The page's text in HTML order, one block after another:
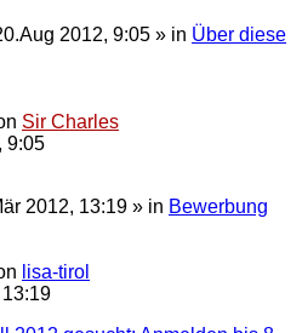
2012, 9:05 » in Über diese
Sir Charles
9:05
2012, 13:19 » in Bewerbung
lisa-tirol